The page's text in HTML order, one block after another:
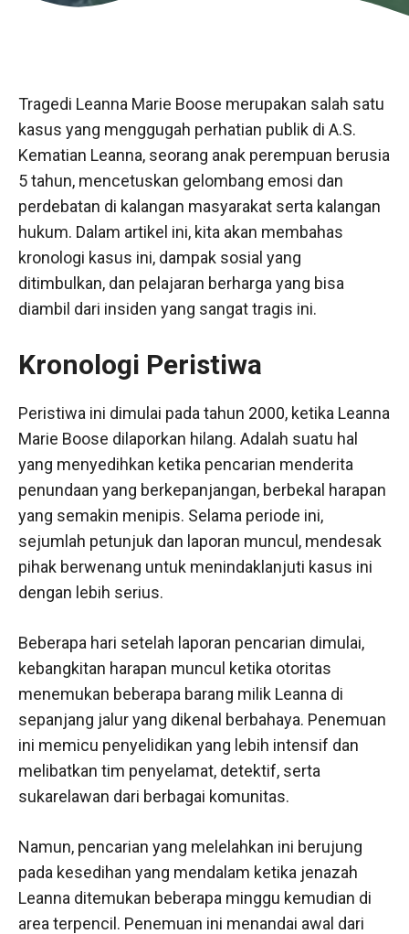
Tragedi Leanna Marie Boose merupakan salah satu
kasus yang menggugah perhatian publik di A.S.
Kematian Leanna, seorang anak perempuan berusia
5 tahun, mencetuskan gelombang emosi dan
perdebatan di kalangan masyarakat serta kalangan
hukum. Dalam artikel ini, kita akan membahas
kronologi kasus ini, dampak sosial yang
ditimbulkan, dan pelajaran berharga yang bisa
diambil dari insiden yang sangat tragis ini.
Kronologi Peristiwa
Peristiwa ini dimulai pada tahun 2000, ketika Leanna
Marie Boose dilaporkan hilang. Adalah suatu hal
yang menyedihkan ketika pencarian menderita
penundaan yang berkepanjangan, berbekal harapan
yang semakin menipis. Selama periode ini,
sejumlah petunjuk dan laporan muncul, mendesak
pihak berwenang untuk menindaklanjuti kasus ini
dengan lebih serius.
Beberapa hari setelah laporan pencarian dimulai,
kebangkitan harapan muncul ketika otoritas
menemukan beberapa barang milik Leanna di
sepanjang jalur yang dikenal berbahaya. Penemuan
ini memicu penyelidikan yang lebih intensif dan
melibatkan tim penyelamat, detektif, serta
sukarelawan dari berbagai komunitas.
Namun, pencarian yang melelahkan ini berujung
pada kesedihan yang mendalam ketika jenazah
Leanna ditemukan beberapa minggu kemudian di
area terpencil. Penemuan ini menandai awal dari